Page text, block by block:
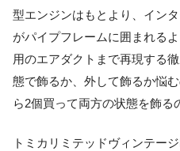
型エンジンはもとより、イン
がパイプフレームに囲まれる
用のエアダクトまで再現する
態で飾るか、外して飾るか悩
ら2個買って両方の状態を飾る
トミカリミテッドヴィンテー